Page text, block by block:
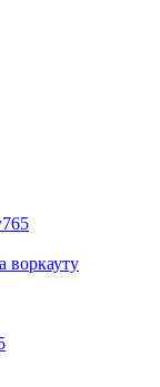
765
воркауту